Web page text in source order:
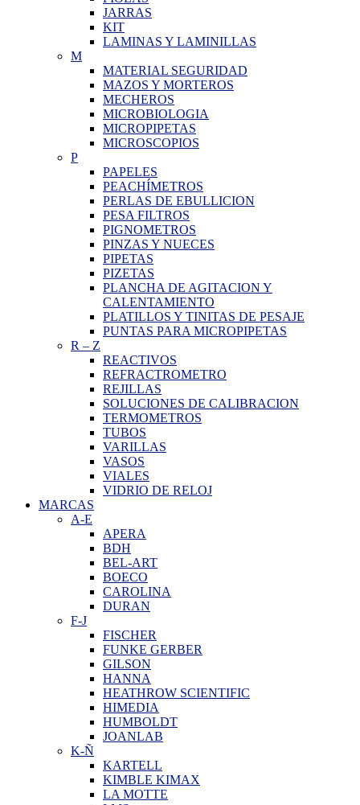
JARRAS
KIT
LAMINAS Y LAMINILLAS
M
MATERIAL SEGURIDAD
MAZOS Y MORTEROS
MECHEROS
MICROBIOLOGIA
MICROPIPETAS
MICROSCOPIOS
P
PAPELES
PEACHÍMETROS
PERLAS DE EBULLICION
PESA FILTROS
PIGNOMETROS
PINZAS Y NUECES
PIPETAS
PIZETAS
PLANCHA DE AGITACION Y
CALENTAMIENTO
PLATILLOS Y TINITAS DE PESAJE
PUNTAS PARA MICROPIPETAS
R – Z
REACTIVOS
REFRACTROMETRO
REJILLAS
SOLUCIONES DE CALIBRACION
TERMOMETROS
TUBOS
VARILLAS
VASOS
VIALES
VIDRIO DE RELOJ
MARCAS
A-E
APERA
BDH
BEL-ART
BOECO
CAROLINA
DURAN
F-J
FISCHER
FUNKE GERBER
GILSON
HANNA
HEATHROW SCIENTIFIC
HIMEDIA
HUMBOLDT
JOANLAB
K-Ñ
KARTELL
KIMBLE KIMAX
LA MOTTE